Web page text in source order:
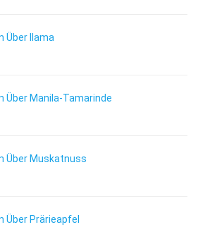
Über Ilama
Über Manila-Tamarinde
Über Muskatnuss
Über Prärieapfel